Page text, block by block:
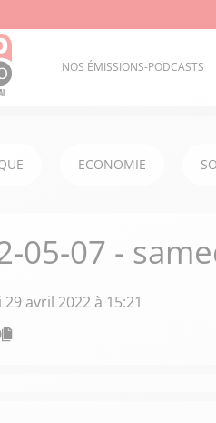
NOS ÉMISSIONS-PODCASTS
ECONOMIE
05-07 -
avril 2022 à 15:21